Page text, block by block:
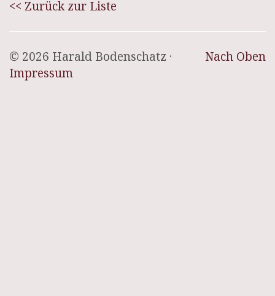
<< Zurück zur Liste
Nach Oben
© 2026 Harald Bodenschatz ·
Impressum